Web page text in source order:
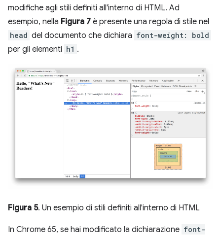
modifiche agli stili definiti all'interno di HTML. Ad
esempio, nella Figura 7 è presente una regola di stile nel
head del documento che dichiara font-weight: bold
per gli elementi h1 .
Figura 5. Un esempio di stili definiti all'interno di HTML
In Chrome 65, se hai modificato la dichiarazione font-